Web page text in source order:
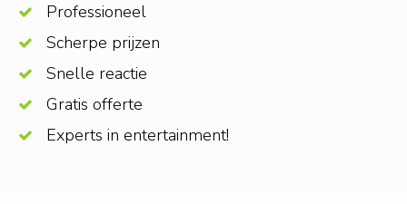
Professioneel
Scherpe prijzen
Snelle reactie
Gratis offerte
Experts in entertainment!